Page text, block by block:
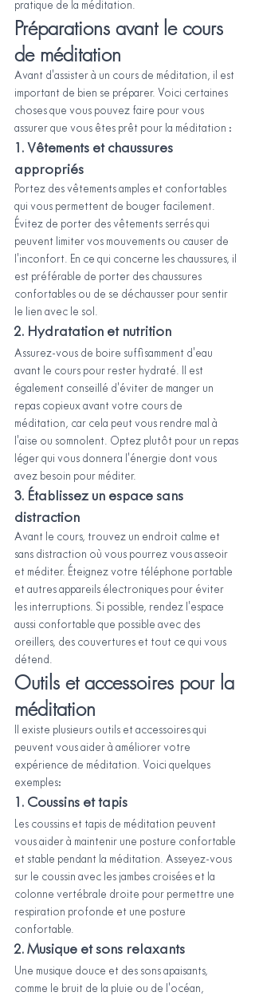
pratique de la méditation.
Préparations avant le cours
de méditation
Avant d'assister à un cours de méditation, il est
important de bien se préparer. Voici certaines
choses que vous pouvez faire pour vous
assurer que vous êtes prêt pour la méditation :
1. Vêtements et chaussures
appropriés
Portez des vêtements amples et confortables
qui vous permettent de bouger facilement.
Évitez de porter des vêtements serrés qui
peuvent limiter vos mouvements ou causer de
l'inconfort. En ce qui concerne les chaussures, il
est préférable de porter des chaussures
confortables ou de se déchausser pour sentir
le lien avec le sol.
2. Hydratation et nutrition
Assurez-vous de boire suffisamment d'eau
avant le cours pour rester hydraté. Il est
également conseillé d'éviter de manger un
repas copieux avant votre cours de
méditation, car cela peut vous rendre mal à
l'aise ou somnolent. Optez plutôt pour un repas
léger qui vous donnera l'énergie dont vous
avez besoin pour méditer.
3. Établissez un espace sans
distraction
Avant le cours, trouvez un endroit calme et
sans distraction où vous pourrez vous asseoir
et méditer. Éteignez votre téléphone portable
et autres appareils électroniques pour éviter
les interruptions. Si possible, rendez l'espace
aussi confortable que possible avec des
oreillers, des couvertures et tout ce qui vous
détend.
Outils et accessoires pour la
méditation
Il existe plusieurs outils et accessoires qui
peuvent vous aider à améliorer votre
expérience de méditation. Voici quelques
exemples:
1. Coussins et tapis
Les coussins et tapis de méditation peuvent
vous aider à maintenir une posture confortable
et stable pendant la méditation. Asseyez-vous
sur le coussin avec les jambes croisées et la
colonne vertébrale droite pour permettre une
respiration profonde et une posture
confortable.
2. Musique et sons relaxants
Une musique douce et des sons apaisants,
comme le bruit de la pluie ou de l'océan,